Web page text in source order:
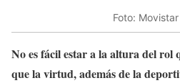
Foto:
No es fácil estar a la altura del rol
que la virtud, además de la